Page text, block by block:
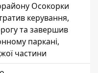
Осокорки
керування,
та завершив
паркані,
частини